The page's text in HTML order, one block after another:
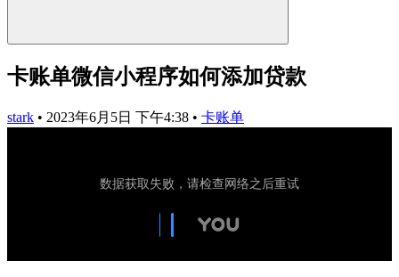
卡账单微信小程序如何添加贷款
stark • 2023年6月5日 下午4:38 • 卡账单